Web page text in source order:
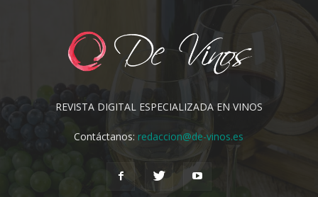
REVISTA DIGITAL ESPECIALIZADA EN VINOS
Contáctanos:redaccion@de-vinos.es